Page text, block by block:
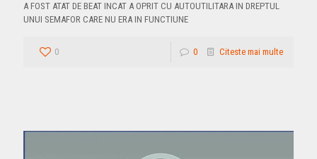
A FOST ATAT DE BEAT INCAT A OPRIT CU AUTOUTILITARA IN DREPTUL
UNUI SEMAFOR CARE NU ERA IN FUNCTIUNE
0 0 Citeste mai multe